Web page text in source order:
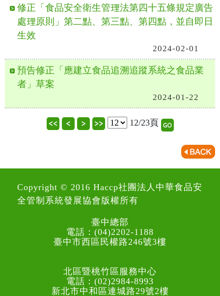
修正「食品安全衛生管理法第四十五條規定廣告
處理原則」第二點、第三點、第四點，並自即日
生效
2024-02-01
預告修正「應建立食品追溯追蹤系統之食品業
者」草案
2024-01-22
12/23頁
Copyright © 2016 Haccp社團法人中華食品安
全管制系統發展協會版權所有
臺中總部
電話：(04)2202-1188
臺中市西區民權路246號3樓
北區暨桃竹區服務中心
電話：(02)2984-8993
新北市中和區連城路29號2樓